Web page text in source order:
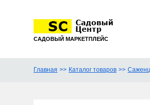
САДОВЫЙ МАРКЕТПЛЕЙС
Главная Каталог товаров